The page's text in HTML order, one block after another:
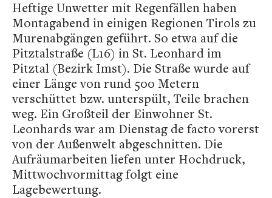
Heftige Unwetter mit Regenfällen haben
Montagabend in einigen Regionen Tirols zu
Murenabgängen geführt. So etwa auf die
Pitztalstraße (L16) in St. Leonhard im
Pitztal (Bezirk Imst). Die Straße wurde auf
einer Länge von rund 500 Metern
verschüttet bzw. unterspült, Teile brachen
weg. Ein Großteil der Einwohner St.
Leonhards war am Dienstag de facto vorerst
von der Außenwelt abgeschnitten. Die
Aufräumarbeiten liefen unter Hochdruck,
Mittwochvormittag folgt eine
Lagebewertung.